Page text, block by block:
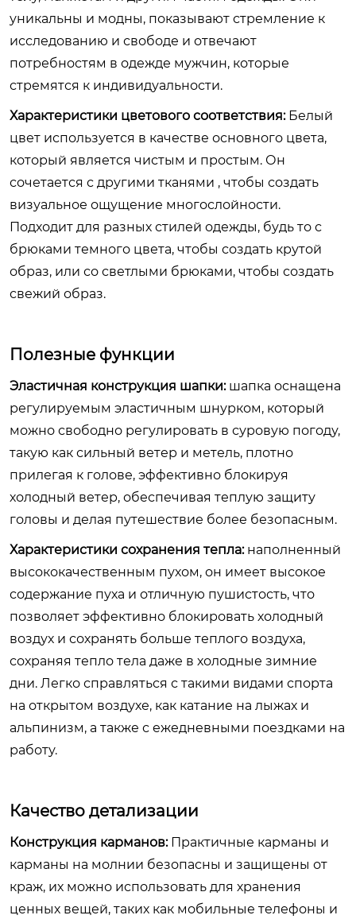
уникальны и модны, показывают стремление к
исследованию и свободе и отвечают
потребностям в одежде мужчин, которые
стремятся к индивидуальности.
Характеристики цветового соответствия:Белый
цвет используется в качестве основного цвета,
который является чистым и простым. Он
сочетается с другими тканями , чтобы создать
визуальное ощущение многослойности.
Подходит для разных стилей одежды, будь то с
брюками темного цвета, чтобы создать крутой
образ, или со светлыми брюками, чтобы создать
свежий образ.
Полезные функции
Эластичная конструкция шапки:шапка оснащена
регулируемым эластичным шнурком, который
можно свободно регулировать в суровую погоду,
такую как сильный ветер и метель, плотно
прилегая к голове, эффективно блокируя
холодный ветер, обеспечивая теплую защиту
головы и делая путешествие более безопасным.
Характеристики сохранения тепла:наполненный
высококачественным пухом, он имеет высокое
содержание пуха и отличную пушистость, что
позволяет эффективно блокировать холодный
воздух и сохранять больше теплого воздуха,
сохраняя тепло тела даже в холодные зимние
дни. Легко справляться с такими видами спорта
на открытом воздухе, как катание на лыжах и
альпинизм, а также с ежедневными поездками на
работу.
Качество детализации
Конструкция карманов:Практичные карманы и
карманы на молнии безопасны и защищены от
краж, их можно использовать для хранения
ценных вещей, таких как мобильные телефоны и